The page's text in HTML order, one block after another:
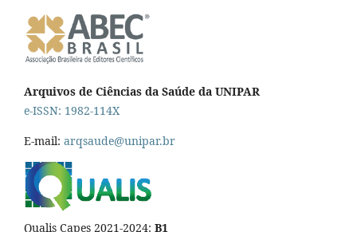
Arquivos de Ciências da Saúde da UNIPAR
e-ISSN: 1982-114X
E-mail: arqsaude@unipar.br
Qualis Capes 2021-2024: B1